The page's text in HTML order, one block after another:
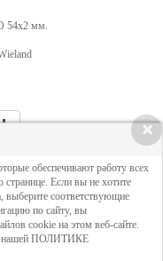
54х2 мм.
×
обеспечивают работу всех
Если вы не хотите
выберите соответствующие
по сайту, вы
cookie на этом веб-сайте.
в нашей ПОЛИТИКЕ